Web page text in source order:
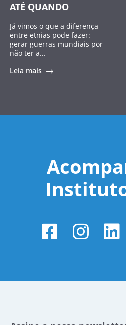
ATÉ QUANDO
Já vimos o que a diferença
entre etnias pode fazer:
gerar guerras mundiais por
não ter a...
Leia mais